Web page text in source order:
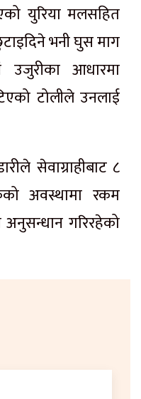
युरिया मलसहित
भनी घुस माग
आधारमा
टोलीले उनलाई
सेवाग्राहीबाट ८
अवस्थामा रकम
अनुसन्धान गरिरहेको